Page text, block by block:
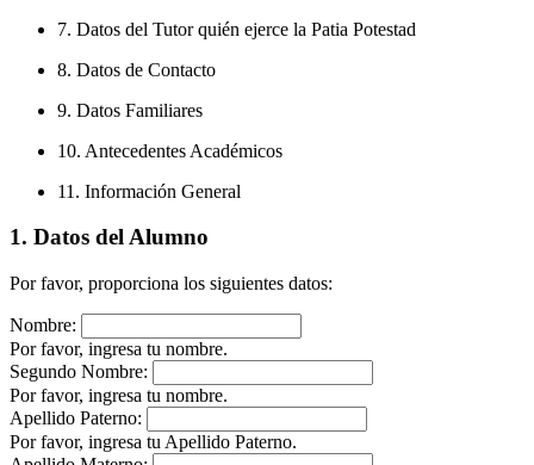
7. Datos del Tutor quién ejerce la Patia Potestad
8. Datos de Contacto
9. Datos Familiares
10. Antecedentes Académicos
11. Información General
1. Datos del Alumno
Por favor, proporciona los siguientes datos:
Nombre:
Por favor, ingresa tu nombre.
Segundo Nombre:
Por favor, ingresa tu nombre.
Apellido Paterno:
Por favor, ingresa tu Apellido Paterno.